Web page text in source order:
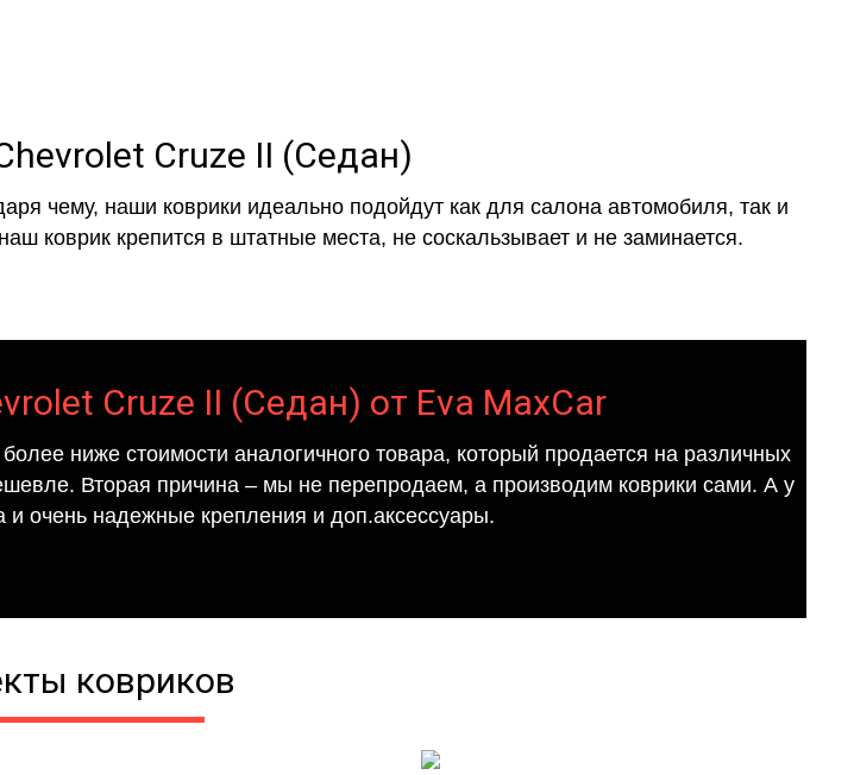
Cruze II (Седан)
чему, наши коврики идеально подойдут как для салона автомобиля, так и
коврик крепится в штатные места, не соскальзывает и не заминается.
Cruze II (Седан) от Eva MaxCar
ниже стоимости аналогичного товара, который продается на различных
Вторая причина – мы не перепродаем, а производим коврики сами. А у
очень надежные крепления и доп.аксессуары.
ковриков